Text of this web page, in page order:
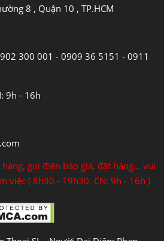
8 , Quận 10 , TP.HCM
300 001 - 0909 36 5151 - 0911
9h - 16h
gọi điện báo giá, đặt hàng... vui
việc ( 8h30 - 19h30, CN: 9h - 16h )